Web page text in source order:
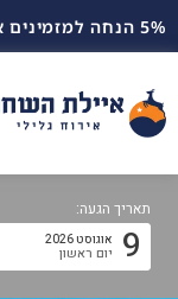
5% הנחה למזמינים אונליין
תאריך הגעה:
9 אוגוסט 2026
יום ראשון